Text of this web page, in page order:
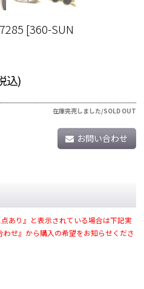
[360-SUN
込)
在庫完売しました/SOLD OUT
お問い合わせ
あり』と表示されている場合は下記実
せ』から購入の希望をお知らせくださ